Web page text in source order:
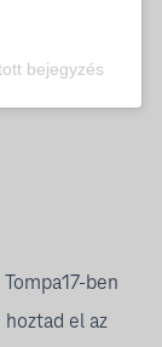
bejegyzés
ben
el az